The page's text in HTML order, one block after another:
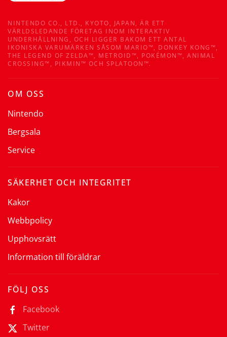
NINTENDO CO., LTD., KYOTO, JAPAN, ÄR ETT
VÄRLDSLEDANDE FÖRETAG INOM INTERAKTIV
UNDERHÅLLNING, OCH LIGGER BAKOM ETT ANTAL
IKONISKA VARUMÄRKEN SÅSOM MARIO™, DONKEY KONG™,
THE LEGEND OF ZELDA™, METROID™, POKÉMON™, ANIMAL
CROSSING™, PIKMIN™ OCH SPLATOON™.
OM OSS
Nintendo
Bergsala
Service
SÄKERHET OCH INTEGRITET
Kakor
Webbpolicy
Upphovsrätt
Information till föräldrar
FÖLJ OSS
Facebook
Twitter